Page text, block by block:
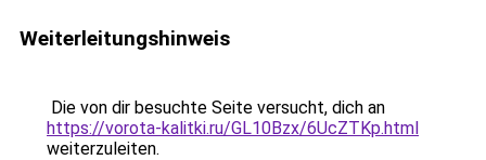
Weiterleitungshinweis
Die von dir besuchte Seite versucht, dich an
https://vorota-kalitki.ru/GL10Bzx/6UcZTKp.html
weiterzuleiten.